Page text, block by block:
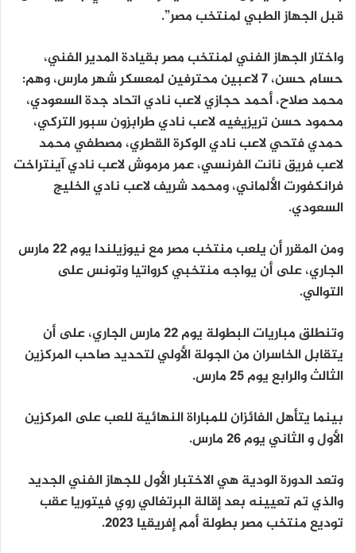
قبل الجهاز الطبي لمنتخب مصر”.
واختار الجهاز الفني لمنتخب مصر بقيادة المدير الفني،
حسام حسن، 7 لاعبين محترفين لمعسكر شهر مارس، وهم:
محمد صلاح، أحمد حجازي لاعب نادي اتحاد جدة السعودي،
محمود حسن تريزيغيه لاعب نادي طرابزون سبور التركي،
حمدي فتحي لاعب نادي الوكرة القطري، مصطفي محمد
لاعب فريق نانت الفرنسي، عمر مرموش لاعب نادي آينتراخت
فرانكفورت الألماني، ومحمد شريف لاعب نادي الخليج
السعودي.
ومن المقرر أن يلعب منتخب مصر مع نيوزيلندا يوم 22 مارس
الجاري، على أن يواجه منتخبي كرواتيا وتونس على
التوالي.
وتنطلق مباريات البطولة يوم 22 مارس الجاري، على أن
يتقابل الخاسران من الجولة الأولي لتحديد صاحب المركزين
الثالث والرابع يوم 25 مارس.
بينما يتأهل الفائزان للمباراة النهائية للعب على المركزين
الأول و الثاني يوم 26 مارس.
وتعد الدورة الودية هي الاختبار الأول للجهاز الفني الجديد
والذي تم تعيينه بعد إقالة البرتغالي روي فيتوريا عقب
توديع منتخب مصر بطولة أمم إفريقيا 2023.